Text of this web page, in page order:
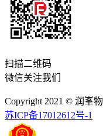
扫描二维码
微信关注我们
Copyright 2021 © 润峯
苏ICP备17012612号-1